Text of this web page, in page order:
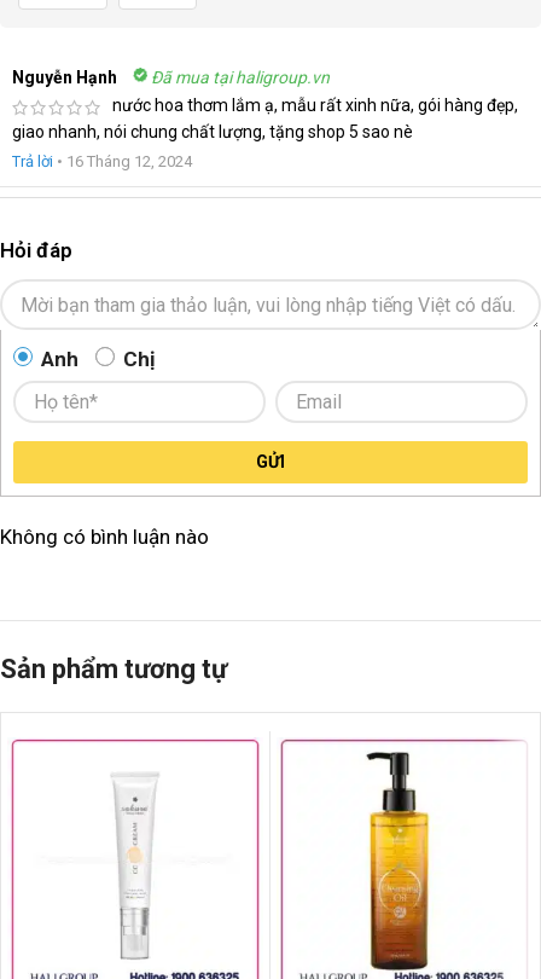
Nguyễn Hạnh
Đã mua tại haligroup.vn
nước hoa thơm lắm ạ, mẫu rất xinh nữa, gói hàng đẹp,
giao nhanh, nói chung chất lượng, tặng shop 5 sao nè
Trả lời • 16 Tháng 12, 2024
Hỏi đáp
Anh Chị
GỬI
Không có bình luận nào
Sản phẩm tương tự